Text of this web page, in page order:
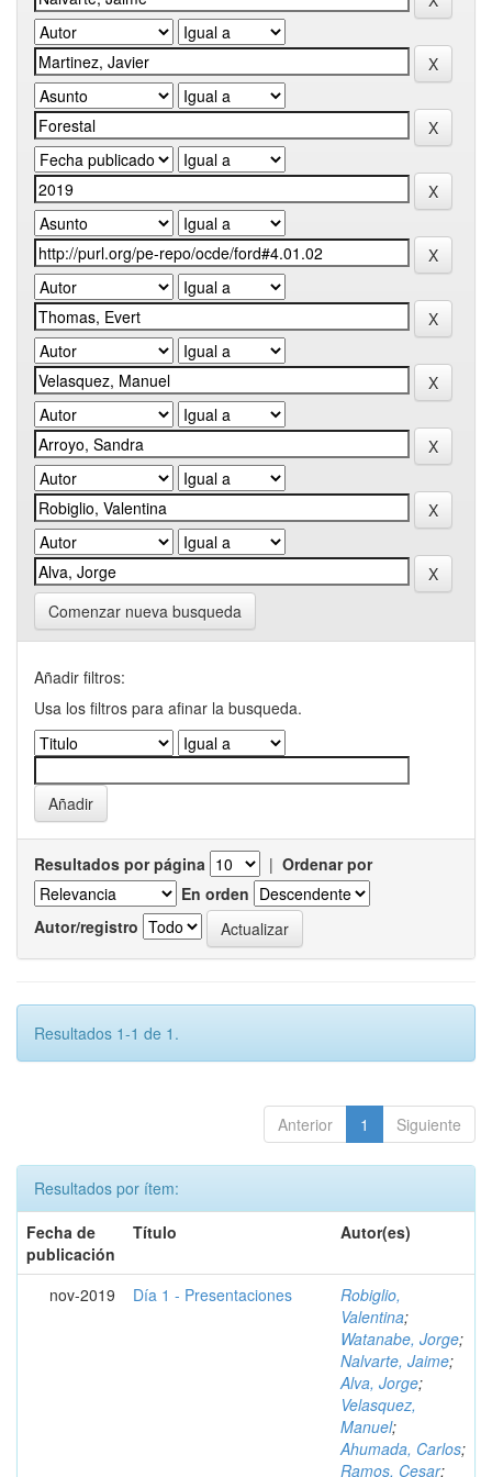
Comenzar nueva busqueda
Añadir filtros:
Usa los filtros para afinar la busqueda.
Resultados por página | Ordenar por
En orden
Autor/registro
Resultados 1-1 de 1.
Anterior 1 Siguiente
Resultados por ítem:
Fecha de
publicación
Título Autor(es)
nov-2019 Día 1 - Presentaciones
Robiglio,
Valentina;
Watanabe, Jorge;
Nalvarte, Jaime;
Alva, Jorge;
Velasquez,
Manuel;
Ahumada, Carlos;
Ramos, Cesar;